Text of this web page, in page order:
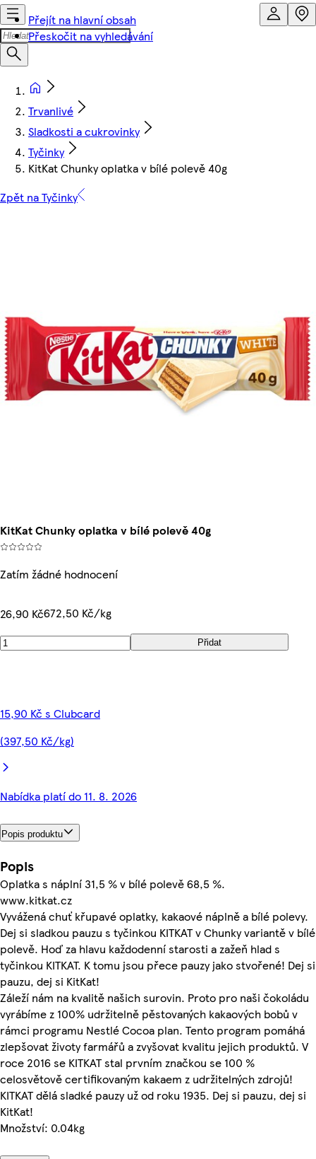
Přejít na hlavní obsah
Přeskočit na vyhledávání
Trvanlivé
Sladkosti a cukrovinky
Tyčinky
KitKat Chunky oplatka v bílé polevě 40g
Zpět na Tyčinky
KitKat Chunky oplatka v bílé polevě 40g
Zatím žádné hodnocení
26,90 Kč672,50 Kč/kg
Přidat
15,90 Kč s Clubcard
(397,50 Kč/kg)
Nabídka platí do 11. 8. 2026
Popis produktu
Popis
Oplatka s náplní 31,5 % v bílé polevě 68,5 %.
www.kitkat.cz
Vyvážená chuť křupavé oplatky, kakaové náplně a bílé polevy.
Dej si sladkou pauzu s tyčinkou KITKAT v Chunky variantě v bílé
polevě. Hoď za hlavu každodenní starosti a zažeň hlad s
tyčinkou KITKAT. K tomu jsou přece pauzy jako stvořené! Dej si
pauzu, dej si KitKat!
Záleží nám na kvalitě našich surovin. Proto pro naši čokoládu
vyrábíme z 100% udržitelně pěstovaných kakaových bobů v
rámci programu Nestlé Cocoa plan. Tento program pomáhá
zlepšovat životy farmářů a zvyšovat kvalitu jejich produktů. V
roce 2016 se KITKAT stal prvním značkou se 100 %
celosvětově certifikovaným kakaem z udržitelných zdrojů!
KITKAT dělá sladké pauzy už od roku 1935. Dej si pauzu, dej si
KitKat!
Množství: 0.04kg